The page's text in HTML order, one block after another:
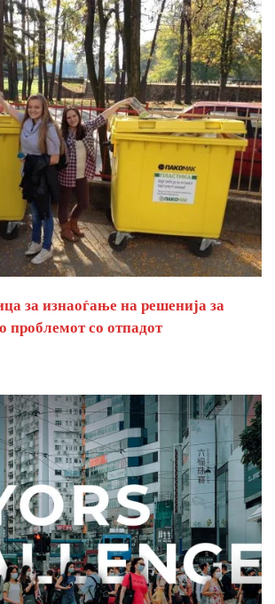
за изнаоѓање на решенија за
проблемот со отпадот